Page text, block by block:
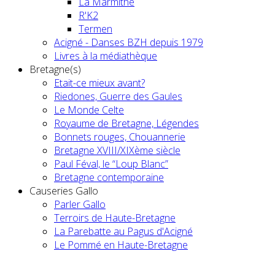
R'K2
Termen
Acigné - Danses BZH depuis 1979
Livres à la médiathèque
Bretagne(s)
Etait-ce mieux avant?
Riedones, Guerre des Gaules
Le Monde Celte
Royaume de Bretagne, Légendes
Bonnets rouges, Chouannerie
Bretagne XVIII/XIXème siècle
Paul Féval, le “Loup Blanc”
Bretagne contemporaine
Causeries Gallo
Parler Gallo
Terroirs de Haute-Bretagne
La Parebatte au Pagus d'Acigné
Le Pommé en Haute-Bretagne